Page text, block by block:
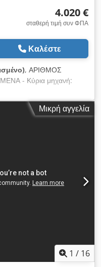
4.020 €
σταθερή τιμή συν ΦΠΑ
Καλέστε
, ΑΡΙΘΜΟΣ
- Κύρια μηχανή:
- Κινητήρας
380V -
- Βάρος: 891kg Η
εργασίας
σφιγκτήρες Crsdpfx
ύψους τραπεζιών
Καθαρή τιμή: 16900
τιμή με υπολογισμό 4,2
Μικρή αγγελία
1 / 16